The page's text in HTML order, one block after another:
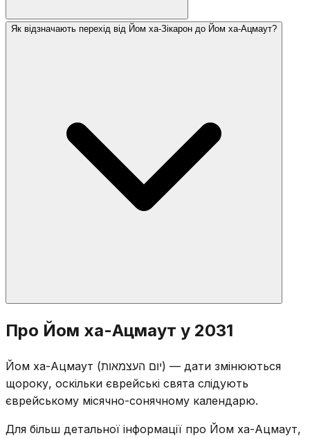
Як відзначають перехід від Йом ха-Зікарон до Йом ха-Ацмаут?
З настанням ночі Йом ха-Зікарон церемонія на горі
Герцля знаменує перехід. Поминальні смолоскипи
гасять і починається святкування — від жалоби до
радості за один вечір, що підкреслює ціну,
заплачену за незалежність.
Про Йом ха-Ацмаут у 2031
Йом ха-Ацмаут (יום העצמאות) — дати змінюються
щороку, оскільки єврейські свята слідують
єврейському місячно-сонячному календарю.
Для більш детальної інформації про Йом ха-Ацмаут,